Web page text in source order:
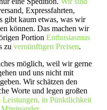
Expressfahrten,
gibt kaum etwas, was wir
können. Das machen wir
Portion Enthusiasmus
zu vernünftigen Preisen.
möglich, weil wir gerne
und uns nicht mit
Wir schätzen den
Worte und legen großen
Leistungen, in Pünktlichkeit